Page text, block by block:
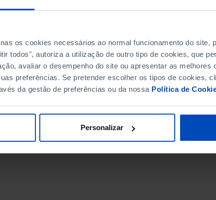
os cookies necessários ao normal funcionamento do site,
todos", autoriza a utilização de outro tipo de cookies, que
avaliar o desempenho do site ou apresentar as melhores
preferências. Se pretender escolher os tipos de cookies,
da gestão de preferências ou da nossa Política de
Personalizar
DATA DE FIM